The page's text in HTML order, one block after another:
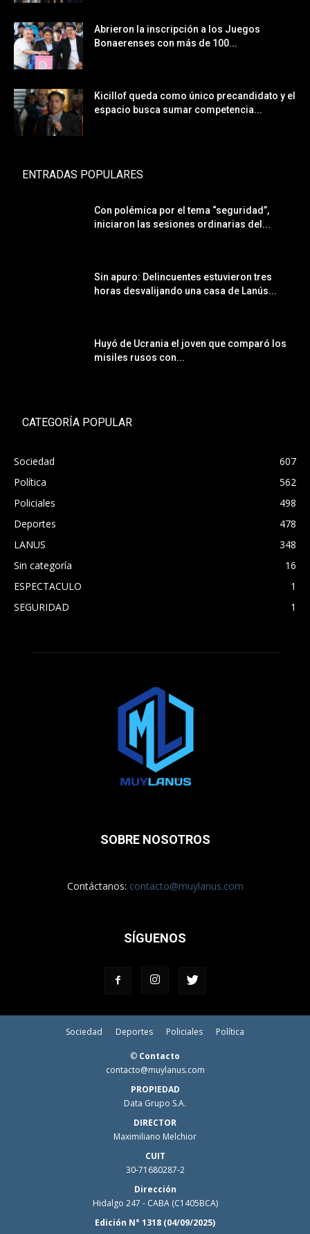
Abrieron la inscripción a los Juegos
Bonaerenses con más de 100...
Kicillof queda como único precandidato y el
espacio busca sumar competencia...
ENTRADAS POPULARES
Con polémica por el tema “seguridad”,
iniciaron las sesiones ordinarias del...
Sin apuro: Delincuentes estuvieron tres
horas desvalijando una casa de Lanús...
Huyó de Ucrania el joven que comparó los
misiles rusos con...
CATEGORÍA POPULAR
Sociedad
607
Política
562
Policiales
498
Deportes
478
LANUS
348
Sin categoría
16
ESPECTACULO
1
SEGURIDAD
1
SOBRE NOSOTROS
Contáctanos: contacto@muylanus.com
SÍGUENOS
Sociedad Deportes Policiales Política
© Contacto
contacto@muylanus.com
PROPIEDAD
Data Grupo S.A.
DIRECTOR
Maximiliano Melchior
CUIT
30-71680287-2
Dirección
Hidalgo 247 - CABA (C1405BCA)
Edición N° 1318 (04/09/2025)